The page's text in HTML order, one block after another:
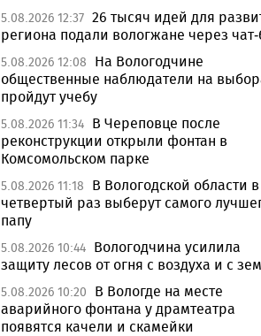
5.08.2026 12:37 26 тысяч идей для
региона подали вологжане через чат-
5.08.2026 12:08
На Вологодчине
общественные наблюдатели на
пройдут учебу
5.08.2026 11:34 В Череповце после
реконструкции открыли фонтан в
Комсомольском парке
5.08.2026 11:18
В Вологодской области в
четвертый раз выберут самого
папу
5.08.2026 10:44 Вологодчина усилила
защиту лесов от огня с воздуха и с
5.08.2026 10:20
В Вологде на месте
аварийного фонтана у драмтеатра
появятся качели и скамейки